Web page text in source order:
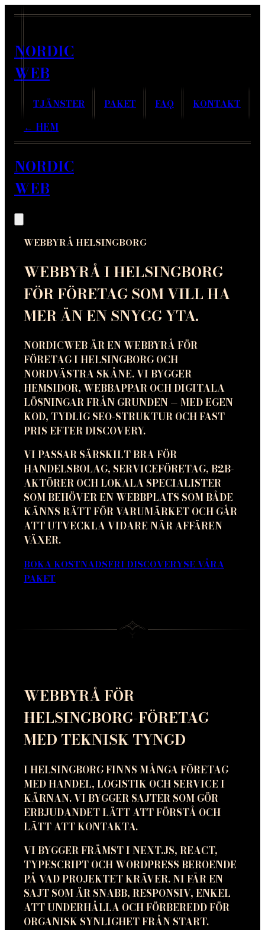
NORDIC
WEB
TJÄNSTER PAKET FAQ KONTAKT
← HEM
NORDIC
WEB
WEBBYRÅ HELSINGBORG
WEBBYRÅ I HELSINGBORG
FÖR FÖRETAG SOM VILL HA
MER ÄN EN SNYGG YTA.
NORDICWEB ÄR EN WEBBYRÅ FÖR
FÖRETAG I HELSINGBORG OCH
NORDVÄSTRA SKÅNE. VI BYGGER
HEMSIDOR, WEBBAPPAR OCH DIGITALA
LÖSNINGAR FRÅN GRUNDEN — MED EGEN
KOD, TYDLIG SEO-STRUKTUR OCH FAST
PRIS EFTER DISCOVERY.
VI PASSAR SÄRSKILT BRA FÖR
HANDELSBOLAG, SERVICEFÖRETAG, B2B-
AKTÖRER OCH LOKALA SPECIALISTER
SOM BEHÖVER EN WEBBPLATS SOM BÅDE
KÄNNS RÄTT FÖR VARUMÄRKET OCH GÅR
ATT UTVECKLA VIDARE NÄR AFFÄREN
VÄXER.
BOKA KOSTNADSFRI DISCOVERYSE VÅRA
PAKET
WEBBYRÅ FÖR
HELSINGBORG-FÖRETAG
MED TEKNISK TYNGD
I HELSINGBORG FINNS MÅNGA FÖRETAG
MED HANDEL, LOGISTIK OCH SERVICE I
KÄRNAN. VI BYGGER SAJTER SOM GÖR
ERBJUDANDET LÄTT ATT FÖRSTÅ OCH
LÄTT ATT KONTAKTA.
VI BYGGER FRÄMST I NEXT.JS, REACT,
TYPESCRIPT OCH WORDPRESS BEROENDE
PÅ VAD PROJEKTET KRÄVER. NI FÅR EN
SAJT SOM ÄR SNABB, RESPONSIV, ENKEL
ATT UNDERHÅLLA OCH FÖRBEREDD FÖR
ORGANISK SYNLIGHET FRÅN START.